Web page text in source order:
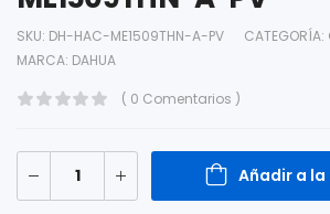
SKU: DH-HAC-ME1509THN-A-PV CATEGORÍA:
MARCA: DAHUA
( 0 Comentarios )
Añadir a la